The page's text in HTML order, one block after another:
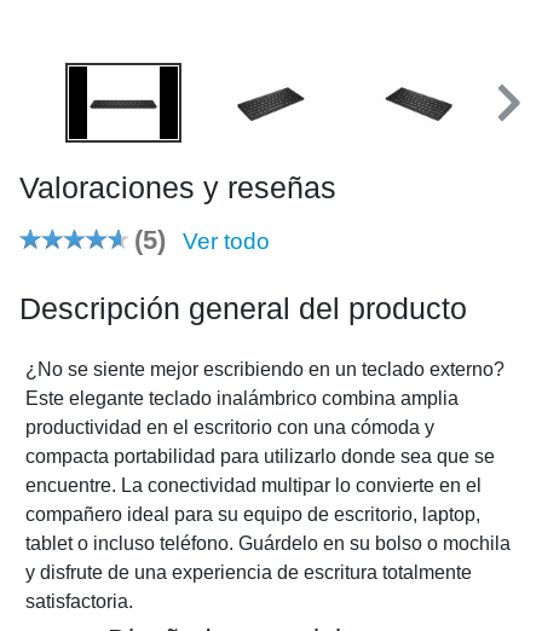
Valoraciones y reseñas
(5) Ver todo
Descripción general del producto
¿No se siente mejor escribiendo en un teclado externo?
Este elegante teclado inalámbrico combina amplia
productividad en el escritorio con una cómoda y
compacta portabilidad para utilizarlo donde sea que se
encuentre. La conectividad multipar lo convierte en el
compañero ideal para su equipo de escritorio, laptop,
tablet o incluso teléfono. Guárdelo en su bolso o mochila
y disfrute de una experiencia de escritura totalmente
satisfactoria.